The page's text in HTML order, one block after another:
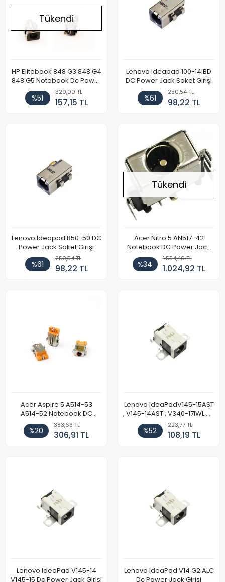
Tükendi
HP Elitebook 848 G3 848 G4
848 G5 Notebook Dc Power
Jack
%51
320,00 TL
157,15 TL
Lenovo Ideapad 100-14IBD
DC Power Jack Soket Girişi
%61
250,54 TL
98,22 TL
Lenovo Ideapad B50-50 DC
Power Jack Soket Girişi
%61
250,54 TL
98,22 TL
Tükendi
Acer Nitro 5 AN517-42
Notebook DC Power Jack
Soket
%34
1.554,46 TL
1.024,92 TL
Acer Aspire 5 A514-53
A514-52 Notebook DC
Power Jack Soket
%20
383,63 TL
306,91 TL
Lenovo IdeaPadV145-15AST
, V145-14AST , V340-17IWL Dc
Power Jack Girişi
%52
223,77 TL
108,19 TL
Lenovo IdeaPad V145-14
V145-15 Dc Power Jack Girişi
Lenovo IdeaPad V14 G2 ALC
Dc Power Jack Girişi